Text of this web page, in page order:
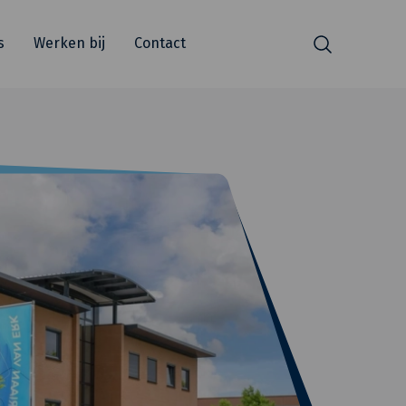
Werken bij Contact Zoeken